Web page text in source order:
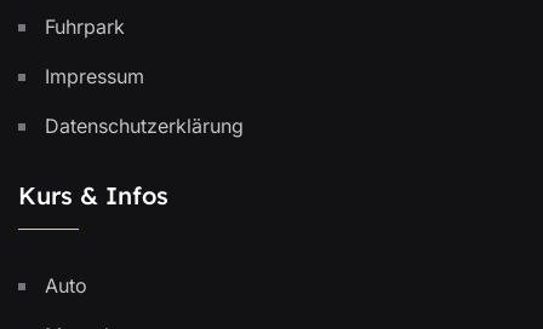
Fuhrpark
Impressum
Datenschutzerklärung
Kurs & Infos
Auto